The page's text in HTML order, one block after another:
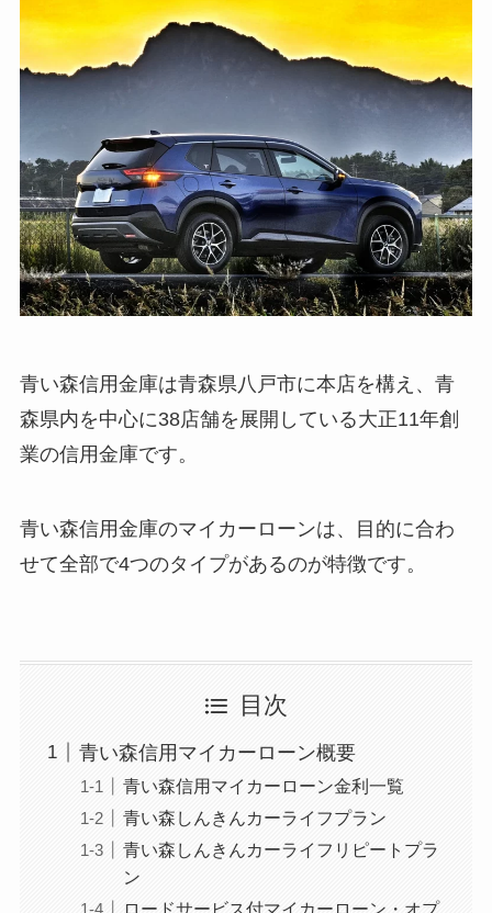
青い森信用金庫は青森県八戸市に本店を構え、青
森県内を中心に38店舗を展開している大正11年創
業の信用金庫です。
青い森信用金庫のマイカーローンは、目的に合わ
せて全部で4つのタイプがあるのが特徴です。
目次
青い森信用マイカーローン概要
青い森信用マイカーローン金利一覧
青い森しんきんカーライフプラン
青い森しんきんカーライフリピートプラ
ン
ロードサービス付マイカーローン・オプ